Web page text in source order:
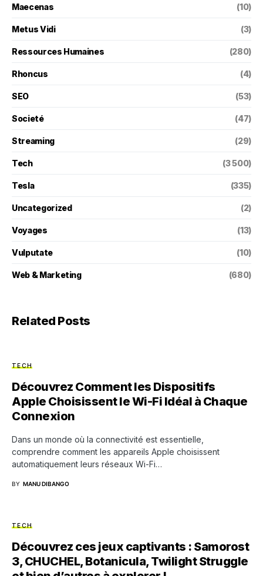
Maecenas (10)
Metus Vidi (3)
Ressources Humaines (280)
Rhoncus (4)
SEO (53)
Societé (47)
Streaming (29)
Tech (3 500)
Tesla (335)
Uncategorized (2)
Voyages (13)
Vulputate (10)
Web & Marketing (680)
Related Posts
TECH
Découvrez Comment les Dispositifs
Apple Choisissent le Wi-Fi Idéal à Chaque
Connexion
Dans un monde où la connectivité est essentielle,
comprendre comment les appareils Apple choisissent
automatiquement leurs réseaux Wi-Fi…
BY MANU DIBANGO
TECH
Découvrez ces jeux captivants : Samorost
3, CHUCHEL, Botanicula, Twilight Struggle